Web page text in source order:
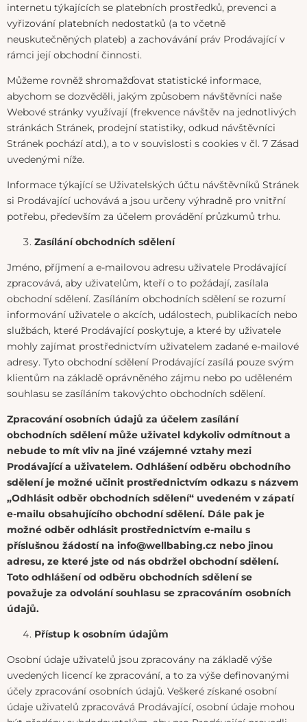
internetu týkajících se platebních prostředků, prevenci a
vyřizování platebních nedostatků (a to včetně
neuskutečněných plateb) a zachovávání práv Prodávající v
rámci její obchodní činnosti.
Můžeme rovněž shromažďovat statistické informace,
abychom se dozvěděli, jakým způsobem návštěvníci naše
Webové stránky využívají (frekvence návštěv na jednotlivých
stránkách Stránek, prodejní statistiky, odkud návštěvníci
Stránek pochází atd.), a to v souvislosti s cookies v čl. 7 Zásad
uvedenými níže.
Informace týkající se Uživatelských účtu návštěvníků Stránek
si Prodávající uchovává a jsou určeny výhradně pro vnitřní
potřebu, především za účelem provádění průzkumů trhu.
Zasílání obchodních sdělení
Jméno, příjmení a e-mailovou adresu uživatele Prodávající
zpracovává, aby uživatelům, kteří o to požádají, zasílala
obchodní sdělení. Zasíláním obchodních sdělení se rozumí
informování uživatele o akcích, událostech, publikacích nebo
službách, které Prodávající poskytuje, a které by uživatele
mohly zajímat prostřednictvím uživatelem zadané e-mailové
adresy. Tyto obchodní sdělení Prodávající zasílá pouze svým
klientům na základě oprávněného zájmu nebo po uděleném
souhlasu se zasíláním takovýchto obchodních sdělení.
Zpracování osobních údajů za účelem zasílání
obchodních sdělení může uživatel kdykoliv odmítnout a
nebude to mít vliv na jiné vzájemné vztahy mezi
Prodávající a uživatelem. Odhlášení odběru obchodního
sdělení je možné učinit prostřednictvím odkazu s názvem
„Odhlásit odběr obchodních sdělení“ uvedeném v zápatí
e-mailu obsahujícího obchodní sdělení. Dále pak je
možné odběr odhlásit prostřednictvím e-mailu s
příslušnou žádostí na info@wellbabing.cz nebo jinou
adresu, ze které jste od nás obdržel obchodní sdělení.
Toto odhlášení od odběru obchodních sdělení se
považuje za odvolání souhlasu se zpracováním osobních
údajů.
Přístup k osobním údajům
Osobní údaje uživatelů jsou zpracovány na základě výše
uvedených licencí ke zpracování, a to za výše definovanými
účely zpracování osobních údajů. Veškeré získané osobní
údaje uživatelů zpracovává Prodávající, osobní údaje mohou